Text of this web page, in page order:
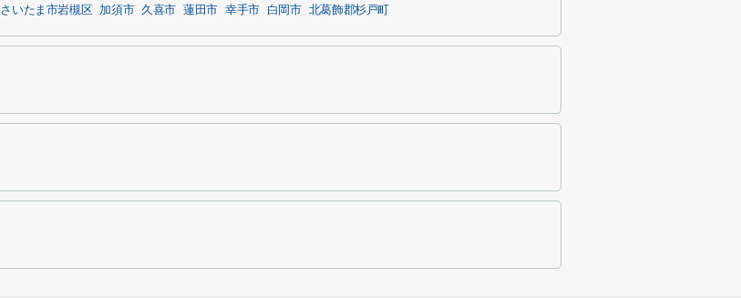
さいたま市岩槻区 加須市 久喜市 蓮田市 幸手市 白岡市 北葛飾郡杉戸町